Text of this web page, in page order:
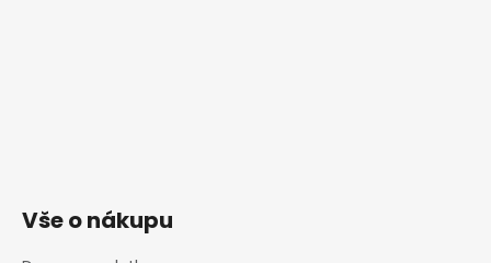
Vše o nákupu